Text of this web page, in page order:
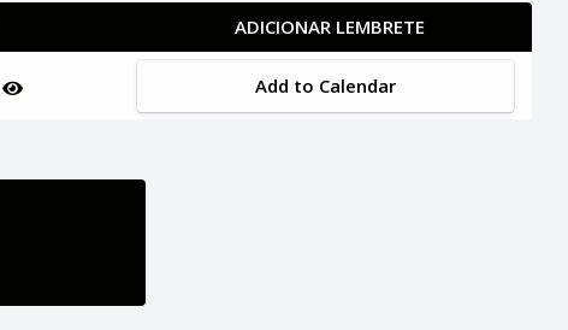
ADICIONAR LEMBRETE
Add to Calendar